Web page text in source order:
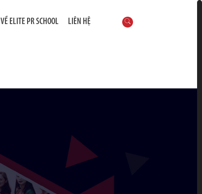
VỀ ELITE PR SCHOOL LIÊN HỆ